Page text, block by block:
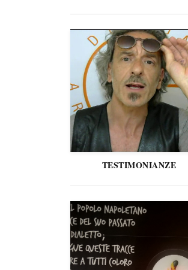
TESTIMONIANZE